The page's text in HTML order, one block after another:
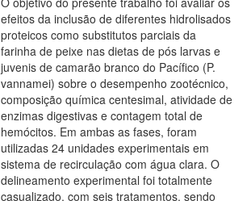
efeitos da inclusão de diferentes hidrolisados
proteicos como substitutos parciais da
farinha de peixe nas dietas de pós larvas e
juvenis de camarão branco do Pacífico (P.
vannamei) sobre o desempenho zootécnico,
composição química centesimal, atividade de
enzimas digestivas e contagem total de
hemócitos. Em ambas as fases, foram
utilizadas 24 unidades experimentais em
sistema de recirculação com água clara. O
delineamento experimental foi totalmente
casualizado, com seis tratamentos, sendo